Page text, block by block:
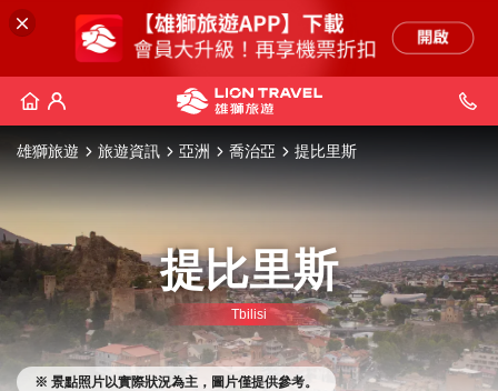
雄獅旅遊 旅遊資訊 亞洲 喬治亞 提比里斯
※ 景點照片以實際狀況為主，圖片僅提供參考。
提比里斯
Tbilisi